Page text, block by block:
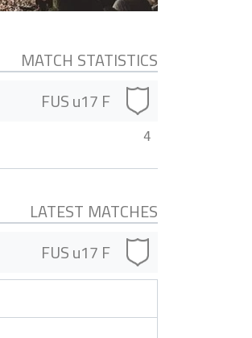
MATCH STATISTICS
FUS u17 F
4
LATEST MATCHES
FUS u17 F